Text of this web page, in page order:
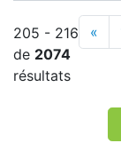
205 - 216
de 2074
résultats
«